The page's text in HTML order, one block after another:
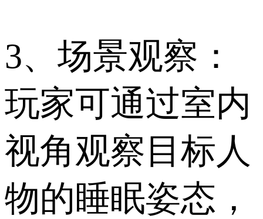
3、场景观察：
玩家可通过室内
视角观察目标人
物的睡眠姿态，